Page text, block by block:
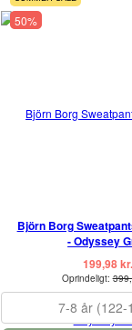
50%
Björn Borg
- Odyssey
199,98 kr.
Oprindeligt:
7-8 år (122-